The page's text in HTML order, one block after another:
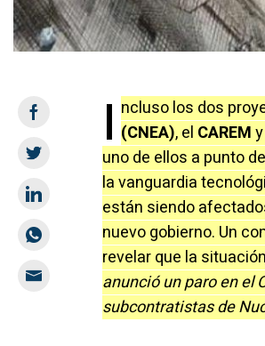
I ncluso los dos
(CNEA), el CAREM
uno de ellos a punto
la vanguardia
están siendo
nuevo gobierno. Un
revelar que la
anunció un paro en el
subcontratistas de